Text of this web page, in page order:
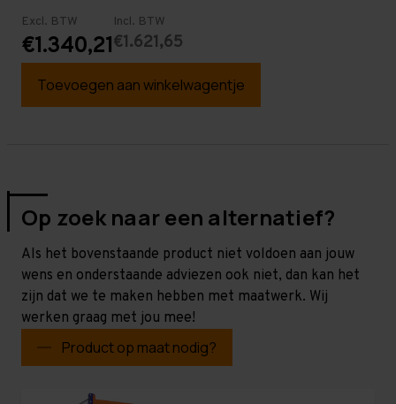
Excl. BTW
€1.340,21
Incl. BTW
€1.621,65
Toevoegen aan winkelwagentje
Op zoek naar een alternatief?
Als het bovenstaande product niet voldoen aan jouw
wens en onderstaande adviezen ook niet, dan kan het
zijn dat we te maken hebben met maatwerk. Wij
werken graag met jou mee!
Product op maat nodig?